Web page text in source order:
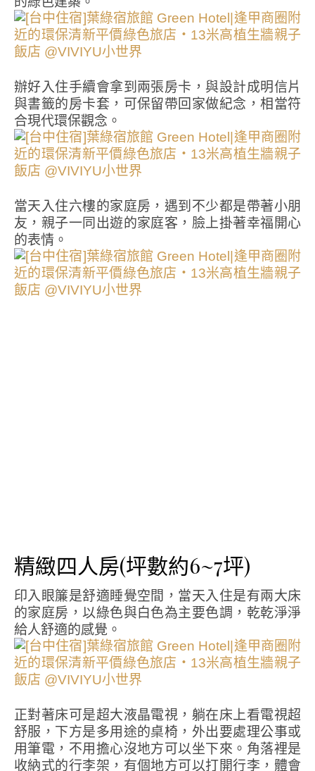
辦好入住手續會拿到兩張房卡，與設計成明信片
與書籤的房卡套，可保留帶回家做紀念，相當符
合現代環保觀念。
當天入住六樓的家庭房，遇到不少都是帶著小朋
友，親子一同出遊的家庭客，臉上掛著幸福開心
的表情。
精緻四人房(坪數約6~7坪)
印入眼簾是舒適睡覺空間，當天入住是有兩大床
的家庭房，以綠色與白色為主要色調，乾乾淨淨
給人舒適的感覺。
正對著床可是超大液晶電視，躺在床上看電視超
舒服，下方是多用途的桌椅，外出要處理公事或
用筆電，不用擔心沒地方可以坐下來。角落裡是
收納式的行李架，有個地方可以打開行李，體會